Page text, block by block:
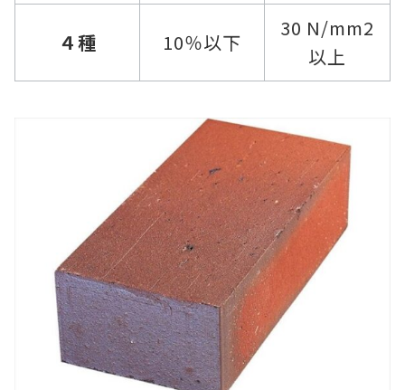
４種 10％以下
30 N/mm2
以上